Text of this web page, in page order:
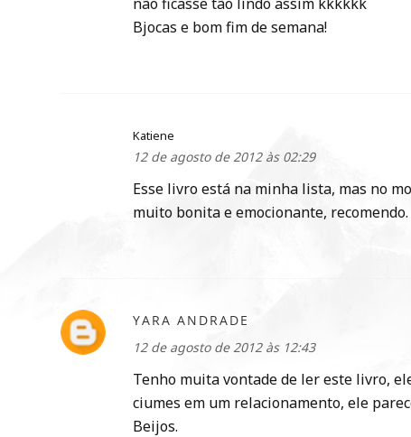
Bjocas e bom fim de semana!
Katiene
12 de agosto de 2012 às 02:29
Esse livro está na minha lista, mas no
muito bonita e emocionante, recomendo.
YARA ANDRADE
12 de agosto de 2012 às 12:43
Tenho muita vontade de ler este livro,
ciumes em um relacionamento, ele
Beijos.